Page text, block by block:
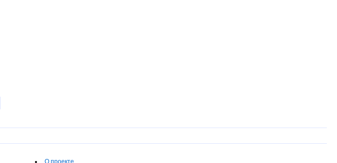
О проекте